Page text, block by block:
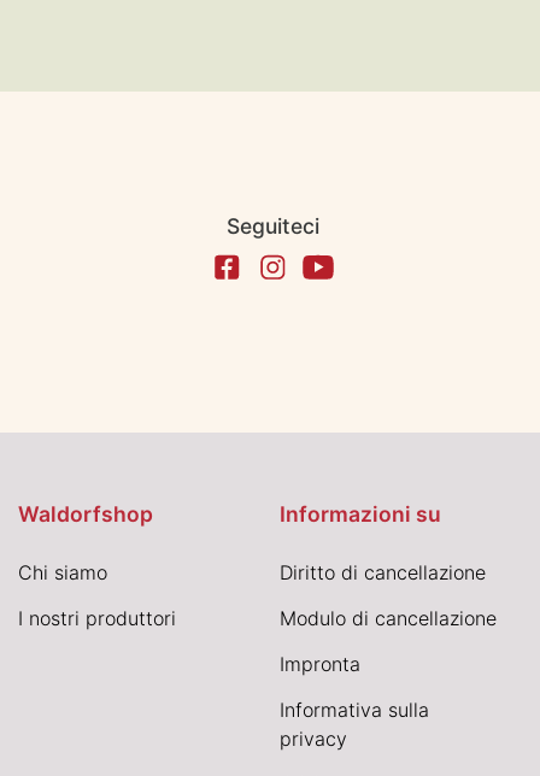
Seguiteci
Waldorfshop
Chi siamo
I nostri produttori
Informazioni su
Diritto di cancellazione
Modulo di cancellazione
Impronta
Informativa sulla
privacy